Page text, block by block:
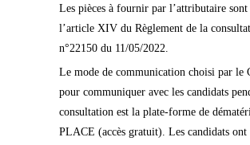
Les pièces à fournir par l’attributaire sont
l’article XIV du Règlement de la
n°22150 du 11/05/2022.
Le mode de communication choisi par le
pour communiquer avec les candidats
consultation est la plate-forme de
PLACE (accès gratuit). Les candidats